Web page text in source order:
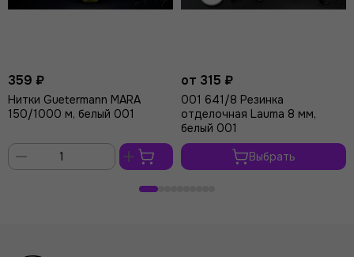
359 ₽
Нитки Guetermann MARA
150/1000 м, белый 001
корзину
от 315 ₽
001 641/8 Резинка
отделочная Lauma 8 мм,
белый 001
Выбрать